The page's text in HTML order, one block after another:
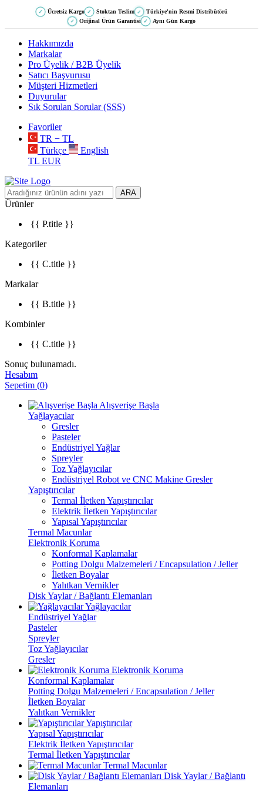
✓ Ücretsiz Kargo ✓ Stoktan Teslim ✓ Türkiye'nin Resmi Distribütörü
✓ Orijinal Ürün Garantisi ✓ Aynı Gün Kargo
Hakkımızda
Markalar
Pro Üyelik / B2B Üyelik
Satıcı Başvurusu
Müşteri Hizmetleri
Duyurular
Sık Sorulan Sorular (SSS)
Favoriler
TR − TL
Türkçe
English
TL EUR
ARA
Ürünler
{{ P.title }}
Kategoriler
{{ C.title }}
Markalar
{{ B.title }}
Kombinler
{{ C.title }}
Sonuç bulunamadı.
Hesabım
Sepetim (0)
Alışverişe Başla
Yağlayacılar
Gresler
Pasteler
Endüstriyel Yağlar
Spreyler
Toz Yağlayıcılar
Endüstriyel Robot ve CNC Makine Gresler
Yapıştırıcılar
Termal İletken Yapıştırıcılar
Elektrik İletken Yapıştırıcılar
Yapısal Yapıştırıcılar
Termal Macunlar
Elektronik Koruma
Konformal Kaplamalar
Potting Dolgu Malzemeleri / Encapsulation / Jeller
İletken Boyalar
Yalıtkan Vernikler
Disk Yaylar / Bağlantı Elemanları
Yağlayacılar
Endüstriyel Yağlar
Pasteler
Spreyler
Toz Yağlayıcılar
Gresler
Elektronik Koruma
Konformal Kaplamalar
Potting Dolgu Malzemeleri / Encapsulation / Jeller
İletken Boyalar
Yalıtkan Vernikler
Yapıştırıcılar
Yapısal Yapıştırıcılar
Elektrik İletken Yapıştırıcılar
Termal İletken Yapıştırıcılar
Termal Macunlar
Disk Yaylar / Bağlantı
Elemanları